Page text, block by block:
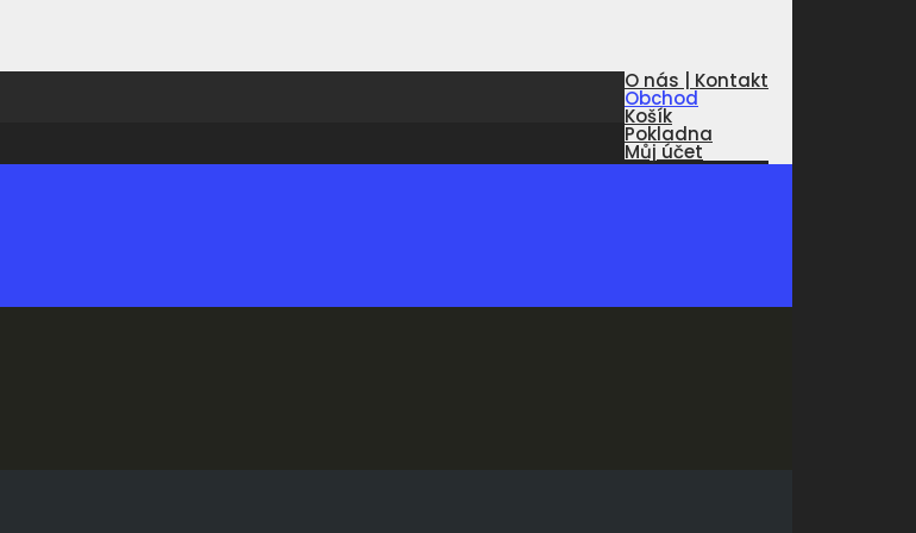
O nás | Kontakt
Obchod
Košík
Pokladna
Můj účet